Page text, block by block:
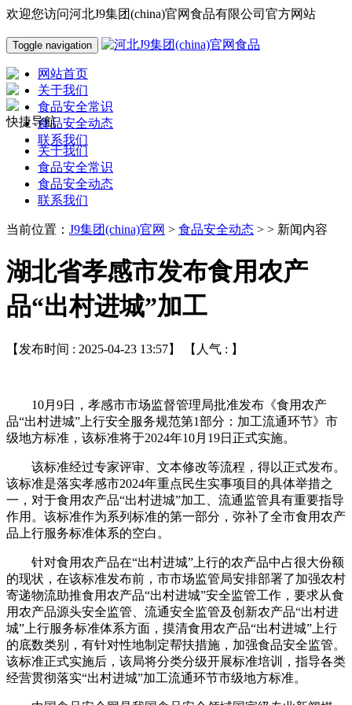
欢迎您访问河北J9集团(china)官网食品有限公司官方网站
Toggle navigation
网站首页
关于我们
食品安全常识
食品安全动态
联系我们
快捷导航
关于我们
食品安全常识
食品安全动态
联系我们
当前位置： J9集团(china)官网 > 食品安全动态 > > 新闻内容
湖北省孝感市发布食用农产
品“出村进城”加工
【发布时间 : 2025-04-23 13:57】 【人气 : 】
10月9日，孝感市市场监督管理局批准发布《食用农产
品“出村进城”上行安全服务规范第1部分：加工流通环节》市
级地方标准，该标准将于2024年10月19日正式实施。
该标准经过专家评审、文本修改等流程，得以正式发布。
该标准是落实孝感市2024年重点民生实事项目的具体举措之
一，对于食用农产品“出村进城”加工、流通监管具有重要指导
作用。该标准作为系列标准的第一部分，弥补了全市食用农产
品上行服务标准体系的空白。
针对食用农产品在“出村进城”上行的农产品中占很大份额
的现状，在该标准发布前，市市场监管局安排部署了加强农村
寄递物流助推食用农产品“出村进城”安全监管工作，要求从食
用农产品源头安全监管、流通安全监管及创新农产品“出村进
城”上行服务标准体系方面，摸清食用农产品“出村进城”上行
的底数类别，有针对性地制定帮扶措施，加强食品安全监管。
该标准正式实施后，该局将分类分级开展标准培训，指导各类
经营贯彻落实“出村进城”加工流通环节市级地方标准。